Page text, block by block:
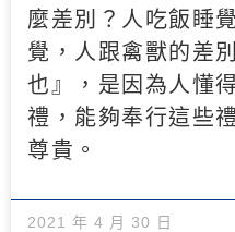
麼差別？人吃飯睡
覺，人跟禽獸的差
也』，是因為人懂
禮，能夠奉行這些
尊貴。
2021 年 4 月 30 日